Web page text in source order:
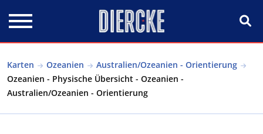
Karten Ozeanien
Australien/Ozeanien - Orientierung
Ozeanien - Physische Übersicht - Ozeanien -
Australien/Ozeanien - Orientierung